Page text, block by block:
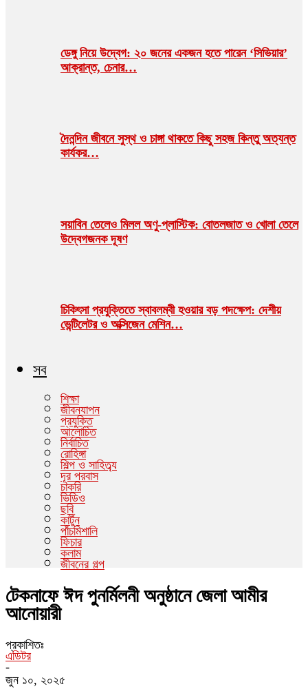
ডেঙ্গু নিয়ে উদ্বেগ: ২০ জনের একজন হতে পারেন ‘সিভিয়ার’
আক্রান্ত, চেনার…
দৈনন্দিন জীবনে সুস্থ ও চাঙ্গা থাকতে কিছু সহজ কিন্তু অত্যন্ত
কার্যকর…
সয়াবিন তেলেও মিলল অণু-প্লাস্টিক: বোতলজাত ও খোলা তেলে
উদ্বেগজনক দূষণ
চিকিৎসা প্রযুক্তিতে স্বাবলম্বী হওয়ার বড় পদক্ষেপ: দেশীয়
ভেন্টিলেটর ও অক্সিজেন মেশিন…
সব
শিক্ষা
জীবনযাপন
প্রযুক্তি
আলোচিত
নির্বাচিত
রোহিঙ্গা
শিল্প ও সাহিত্ব্য
দূর পরবাস
চাকরি
ভিডিও
ছবি
কার্টুন
পাঁচমিশালি
ফিচার
কলাম
জীবনের গল্প
টেকনাফে ঈদ পুনর্মিলনী অনুষ্ঠানে জেলা আমীর
আনোয়ারী
প্রকাশিতঃ
এডিটর
-
জুন ১০, ২০২৫